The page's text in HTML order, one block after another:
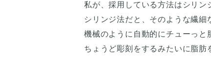
私が、採用している方法はシリン
シリンジ法だと、そのような繊細
機械のように自動的にチューっと
ちょうど彫刻をするみたいに脂肪